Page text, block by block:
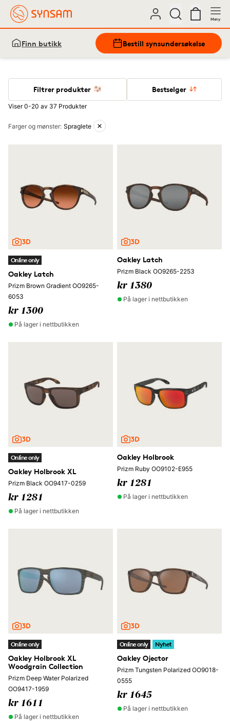
Meny
Finn butikk Bestill synsundersøkelse
Filtrer produkter Bestselger
Viser 0-20 av 37 Produkter
Aktive filtre
Farger og mønster: Spraglete
Online only
Oakley Latch
Prizm Brown Gradient OO9265-
6053
kr 1300
På lager i nettbutikken
Oakley Latch
Prizm Black OO9265-2253
kr 1380
På lager i nettbutikken
Online only
Oakley Holbrook XL
Prizm Black OO9417-0259
kr 1281
På lager i nettbutikken
Oakley Holbrook
Prizm Ruby OO9102-E955
kr 1281
På lager i nettbutikken
Online only
Oakley Holbrook XL
Woodgrain Collection
Prizm Deep Water Polarized
OO9417-1959
kr 1611
På lager i nettbutikken
Online only Nyhet
Oakley Ojector
Prizm Tungsten Polarized OO9018-
0555
kr 1645
På lager i nettbutikken